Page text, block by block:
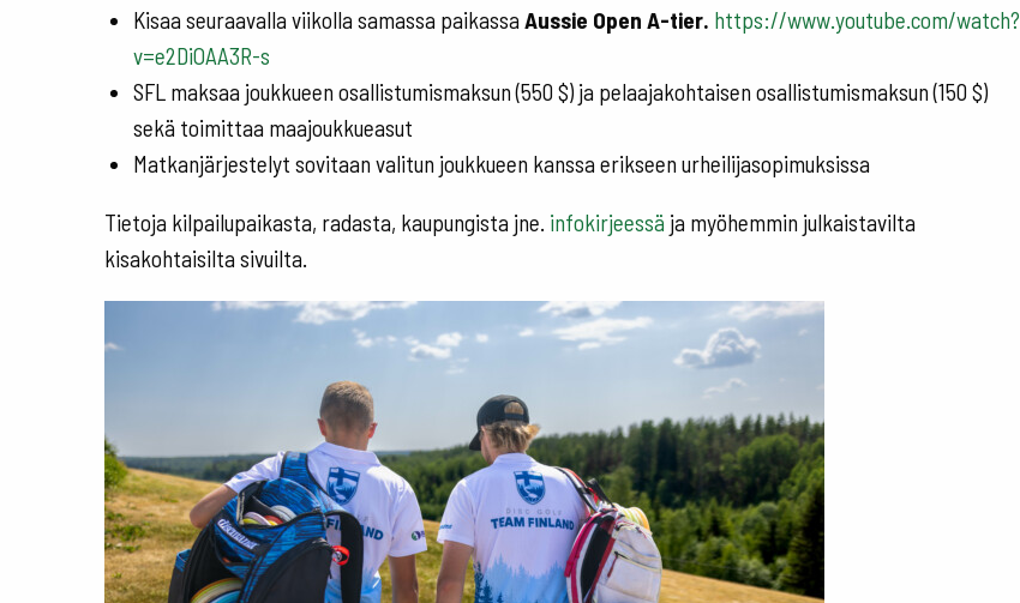
Kisaa seuraavalla viikolla samassa paikassa Aussie Open A-tier. https://www.youtube.com/watch?
v=e2DiOAA3R-s
SFL maksaa joukkueen osallistumismaksun (550 $) ja pelaajakohtaisen osallistumismaksun (150 $)
sekä toimittaa maajoukkueasut
Matkanjärjestelyt sovitaan valitun joukkueen kanssa erikseen urheilijasopimuksissa
Tietoja kilpailupaikasta, radasta, kaupungista jne. infokirjeessä ja myöhemmin julkaistavilta
kisakohtaisilta sivuilta.